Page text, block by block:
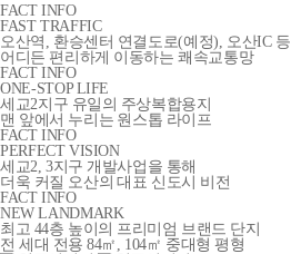
FACT INFO
FAST TRAFFIC
오산역, 환승센터 연결도로(예정), 오산IC 등
어디든 편리하게 이동하는 쾌속교통망
FACT INFO
ONE-STOP LIFE
세교2지구 유일의 주상복합용지
맨 앞에서 누리는 원스톱 라이프
FACT INFO
PERFECT VISION
세교2, 3지구 개발사업을 통해
더욱 커질 오산의 대표 신도시 비전
FACT INFO
NEW LANDMARK
최고 44층 높이의 프리미엄 브랜드 단지
전 세대 전용 84㎡, 104㎡ 중대형 평형